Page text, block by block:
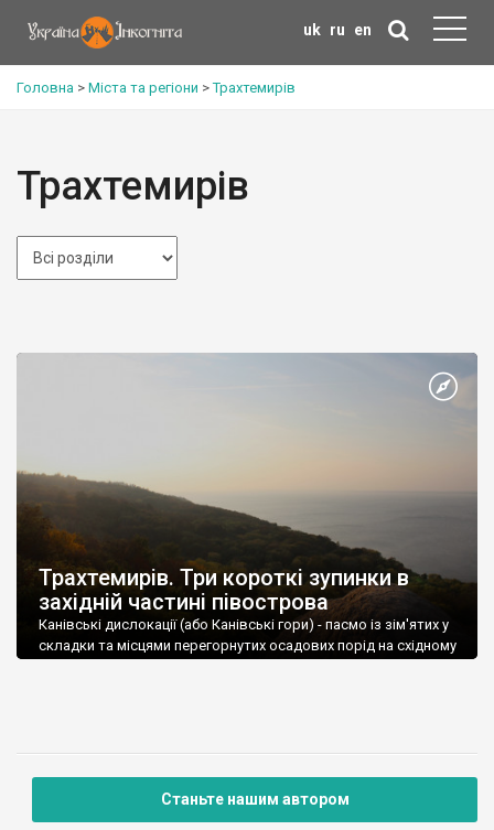
uk ru en
Головна > Міста та регіони >Трахтемирів
Трахтемирів
Трахтемирів. Три короткі зупинки в
західній частині півострова
Канівські дислокації (або Канівські гори) - пасмо із зім'ятих у
складки та місцями перегорнутих осадових порід на східному
Станьте нашим автором